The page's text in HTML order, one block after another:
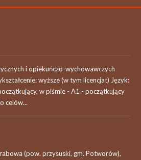
i opiekuńczo-wychowawczych
wyższe (w tym licencjat) Język:
w piśmie - A1 - początkujący
celów...
(pow. przysuski, gm. Potworów),